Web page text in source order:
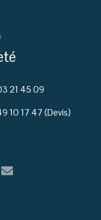
21 45 09
10 17 47 (Devis)